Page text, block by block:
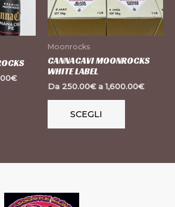
€
Le
Moonrocks
CANNACAVI MOONROCKS
WHITE LABEL
Da 250.00€a1,600.00€
SCEGLI
Le
essere
nella